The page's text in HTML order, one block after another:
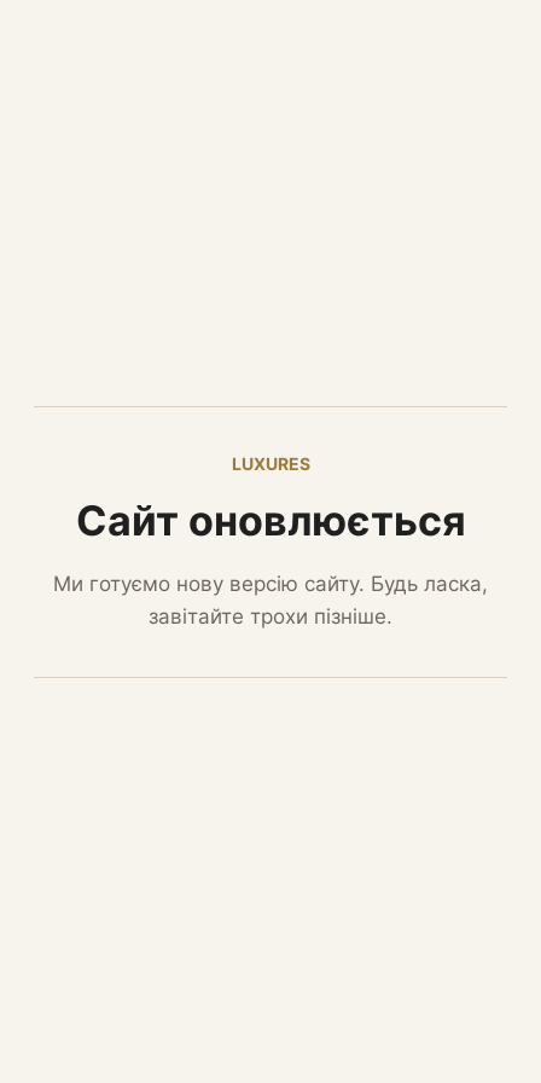
LUXURES
Сайт оновлюється
Ми готуємо нову версію сайту. Будь ласка,
завітайте трохи пізніше.